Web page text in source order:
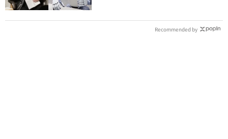
Recommended by